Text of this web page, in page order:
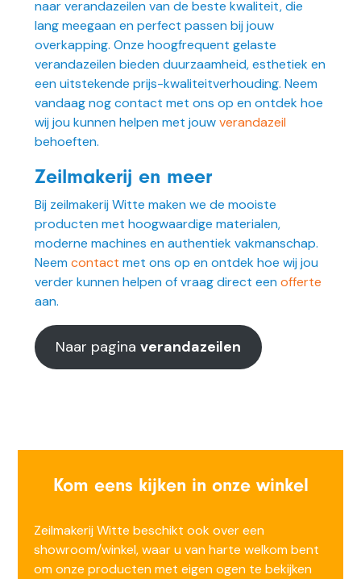
naar verandazeilen van de beste kwaliteit, die
lang meegaan en perfect passen bij jouw
overkapping. Onze hoogfrequent gelaste
verandazeilen bieden duurzaamheid, esthetiek en
een uitstekende prijs-kwaliteitverhouding. Neem
vandaag nog contact met ons op en ontdek hoe
wij jou kunnen helpen met jouwverandazeil
behoeften.
Zeilmakerij en meer
Bij zeilmakerij Witte maken we de mooiste
producten met hoogwaardige materialen,
moderne machines en authentiek vakmanschap.
Neem contact met ons op en ontdek hoe wij jou
verder kunnen helpen of vraag direct een offerte
aan.
Naar pagina verandazeilen
Kom eens kijken in onze winkel
Zeilmakerij Witte beschikt ook over een
showroom/winkel, waar u van harte welkom bent
om onze producten met eigen ogen te bekijken